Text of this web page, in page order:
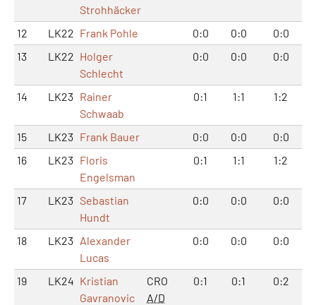
Strohhäcker
12 LK22 Frank Pohle 0:0 0:0
0:0
13
LK22 Holger
Schlecht
0:0 0:0 0:0
14 LK23 Rainer
Schwaab
0:1 1:1 1:2
15 LK23 Frank Bauer 0:0 0:0
0:0
16
LK23 Floris
Engelsman
0:1 1:1 1:2
17 LK23 Sebastian
Hundt
0:0 0:0 0:0
18 LK23 Alexander
Lucas
0:0 0:0 0:0
19 LK24 Kristian
Gavranovic
CRO
A/D
0:1 0:1 0:2